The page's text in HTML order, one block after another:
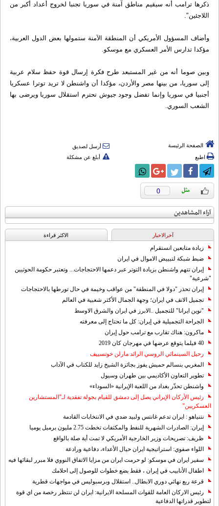
ذكرها ترامب أنه سيقيم مناطق آمنة في سوريا تجنبا لخروج أعداد أكبر من
اللاجئين".
وأضاف المسؤول الأمريكي أن المنطقة الآمنة ستمولها بعض الدول العربية،
مؤكدا تدارس الأمر العسكري مع موسكو.
وبين صوما أنه من غير المستبعد طرح فكرة إرسال قوة حفظ سلام عربية
إلى سوريا، من بينها مصر والأردن، مؤكدا أن واشنطن لا تريد توترا عسكريا
أجنبيا في سوريا وإنما تفضل وجود جيوش تحترم استقلال سوريا ويرضى بها
الشعب السوري.
الصفحة الرئيسة
أرسل لصديق
اطبع
أبلغ عن مشكلة
0
آراء المشاهدين
آخرالاخبار الاکثر قراءة
زيادة متابعين انستقرام
ضبط شبكة لتبييض الاموال في ايران
إيران تتهم واشنطن بزيادة التوتر عبر دعمها الاحتجاجات... وتعتبر حكومة الحوثيين
"شرعية"
إيران تحذر "دولا في المنطقة" من عواقب وخيمة في حال تورطها بالاحتجاجات
تجميل الانف في ايران؛ وجهة الجمال الأكثر شعبية في العالم
"نوين ايرانا" للتجميل ..الابرز في ايران والشرق الاوسط
الجراحة التجميلية في إيران: كل ما تحتاج إلى معرفته
ماكرون: هناك تقارب مع ترامب حول إيران
40 فيلما يتوقع عرضها في مهرجان كان 2019
رحيل السينمائي الروسي الرائد مارلن خوتسييف
المغربي بنسالم حميش يفوز بجائزة الشيخ زايد للكتاب في الآداب
تطوير التعاون الأكاديمي بين طهران وسيول
واشنطن تحذّر بغداد من اللعبة الإيرانية «السوداء»
رئيس الأركان الإيراني يصل إلى دمشق للقيام بجولة تفقدية لـ"المستشارين
العسكريين"
نتنياهو : ايران تدعم غانتس ولبيد ضدي في الانتخابات القادمة
إيران: الصادرات الشهریة للنفط والمكثفات تخطت 2.75 مليون برميل يوميا
ظريف: تصريحات وزير الخارجية الأمريكي لا تمت أية صلة بالواقع
اللواء صفوي: استراتيجية ايران حيال الأعداء، دفاعية ورادعة
سفير ايران في موسكو: لو حرمت ايران من مزايا الاتفاق النووي فلا مبرر لبقائها فيه
اطفال الأنابيب في إيران ، فقط بضع خطوات للوصول إلى احلامك
قرعة ربع نهائي دوري الابطال.. استقلال وبرسبوليس في مواجهات قطرية
رئيس الاركان العامة للقوات المسلحة الايرانية: ايران لن تنتظر رخصة من اي قوة
لتطوير قدراتها الدفاعية